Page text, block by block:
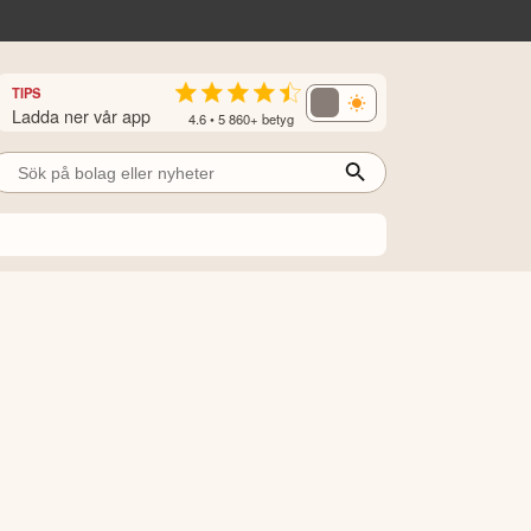
TIPS
Ladda ner vår app 4.6 • 5 860+ betyg